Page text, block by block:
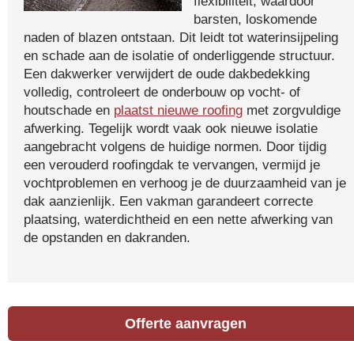
barsten, loskomende
naden of blazen ontstaan. Dit leidt tot waterinsijpeling
en schade aan de isolatie of onderliggende structuur.
Een dakwerker verwijdert de oude dakbedekking
volledig, controleert de onderbouw op vocht- of
houtschade en plaatst nieuwe roofing met zorgvuldige
afwerking. Tegelijk wordt vaak ook nieuwe isolatie
aangebracht volgens de huidige normen. Door tijdig
een verouderd roofingdak te vervangen, vermijd je
vochtproblemen en verhoog je de duurzaamheid van je
dak aanzienlijk. Een vakman garandeert correcte
plaatsing, waterdichtheid en een nette afwerking van
de opstanden en dakranden.
Offerte aanvragen